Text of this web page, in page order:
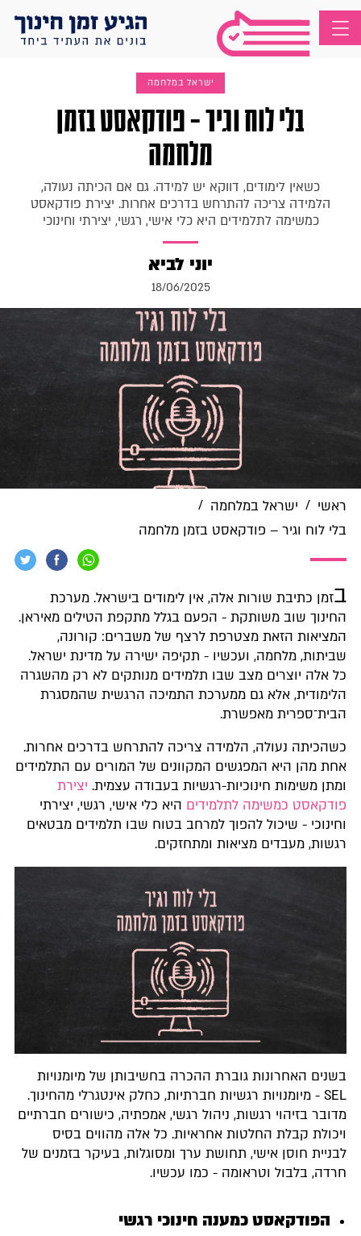
ישראל במלחמה
בלי לוח וגיר – פודקאסט בזמן
מלחמה
כשאין לימודים, דווקא יש למידה. גם אם הכיתה נעולה,
הלמידה צריכה להתרחש בדרכים אחרות. יצירת פודקאסט
כמשימה לתלמידים היא כלי אישי, רגשי, יצירתי וחינוכי
יוני לביא
18/06/2025
ראשי / ישראל במלחמה /
בלי לוח וגיר – פודקאסט בזמן מלחמה
בזמן כתיבת שורות אלה, אין לימודים בישראל. מערכת
החינוך שוב משותקת - הפעם בגלל מתקפת הטילים מאיראן.
המציאות הזאת מצטרפת לרצף של משברים: קורונה,
שביתות, מלחמה, ועכשיו - תקיפה ישירה על מדינת ישראל.
כל אלה יוצרים מצב שבו תלמידים מנותקים לא רק מהשגרה
הלימודית, אלא גם ממערכת התמיכה הרגשית שהמסגרת
הבית־ספרית מאפשרת.
כשהכיתה נעולה, הלמידה צריכה להתרחש בדרכים אחרות.
אחת מהן היא המפגשים המקוונים של המורים עם התלמידים
ומתן משימות חינוכיות-רגשיות בעבודה עצמית. יצירת
פודקאסט כמשימה לתלמידים היא כלי אישי, רגשי, יצירתי
וחינוכי - שיכול להפוך למרחב בטוח שבו תלמידים מבטאים
רגשות, מעבדים מציאות ומתחזקים.
בשנים האחרונות גוברת ההכרה בחשיבותן של מיומנויות
SEL - מיומנויות רגשיות חברתיות, כחלק אינטגרלי מהחינוך.
מדובר בזיהוי רגשות, ניהול רגשי, אמפתיה, כישורים חברתיים
ויכולת קבלת החלטות אחראיות. כל אלה מהווים בסיס
לבניית חוסן אישי, תחושת ערך ומסוגלות, בעיקר בזמנים של
חרדה, בלבול וטראומה - כמו עכשיו.
הפודקאסט כמענה חינוכי רגשי